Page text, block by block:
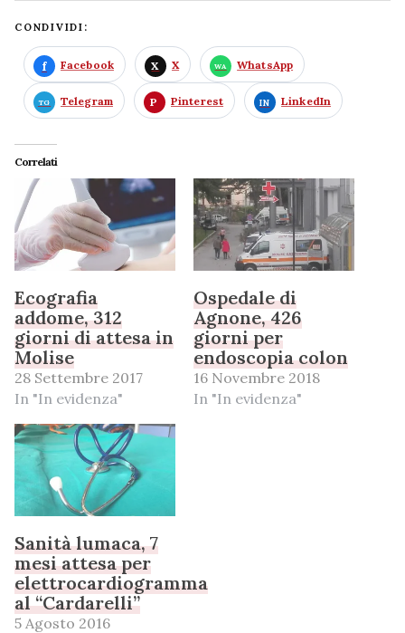
CONDIVIDI:
Facebook X WhatsApp
Telegram Pinterest LinkedIn
Correlati
Ecografia
addome, 312
giorni di attesa in
Molise
28 Settembre 2017
In "In evidenza"
Ospedale di
Agnone, 426
giorni per
endoscopia colon
16 Novembre 2018
In "In evidenza"
Sanità lumaca, 7
mesi attesa per
elettrocardiogramma
al “Cardarelli”
5 Agosto 2016